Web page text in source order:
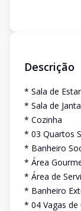
Descrição
* Sala de Estar
* Sala de
* Cozinha
* 03 Quartos
* Banheiro
* Área
* Área de
* Banheiro
* 04 Vagas de